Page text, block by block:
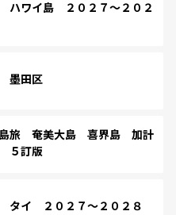
ワイ島 ２０２７～２０２
墨田区
旅 奄美大島 喜界島 加計
５訂版
イ ２０２７～２０２８